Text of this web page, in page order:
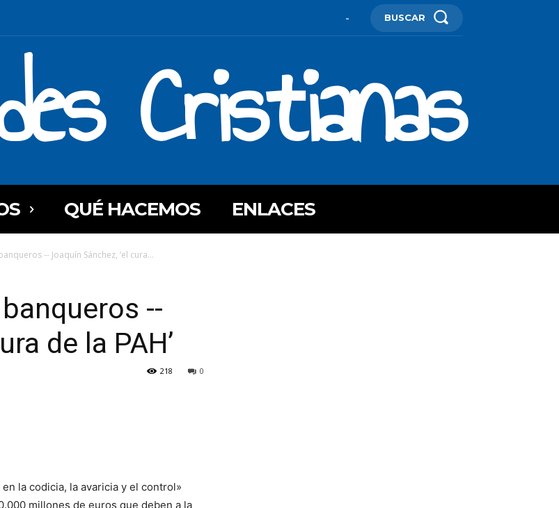
- BUSCAR
Cristianas
QUÉ HACEMOS ENLACES
-- Joaquín Sánchez, ‘el cura...
--
de la PAH’
0
218
la codicia, la avaricia y el control»
millones de euros que deben a la